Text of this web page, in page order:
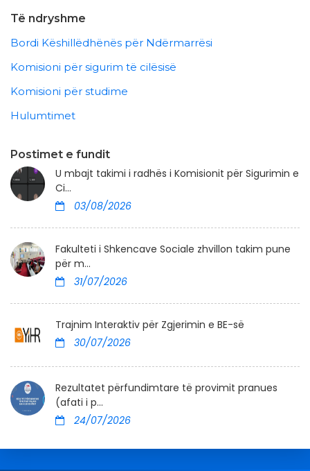
Të ndryshme
Bordi Këshillëdhënës për Ndërmarrësi
Komisioni për sigurim të cilësisë
Komisioni për studime
Hulumtimet
Postimet e fundit
U mbajt takimi i radhës i Komisionit për Sigurimin e
Ci...
03/08/2026
Fakulteti i Shkencave Sociale zhvillon takim pune
për m...
31/07/2026
Trajnim Interaktiv për Zgjerimin e BE-së
30/07/2026
Rezultatet përfundimtare të provimit pranues
(afati i p...
24/07/2026